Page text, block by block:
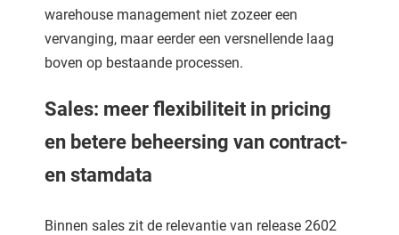
warehouse management niet zozeer een
vervanging, maar eerder een versnellende laag
boven op bestaande processen.
Sales: meer flexibiliteit in pricing
en betere beheersing van contract-
en stamdata
Binnen sales zit de relevantie van release 2602